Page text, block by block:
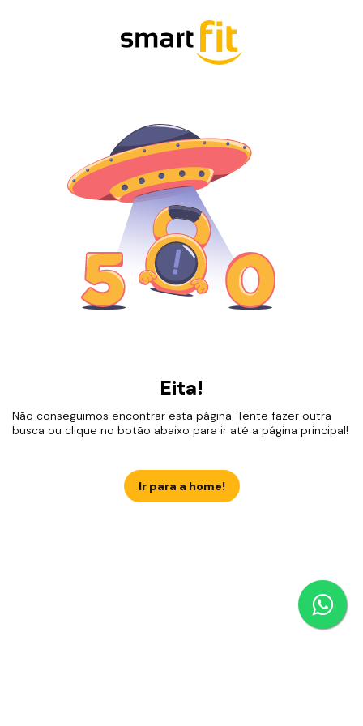
Eita!
Não conseguimos encontrar esta página. Tente fazer outra
busca ou clique no botão abaixo para ir até a página principal!
Ir para a home!